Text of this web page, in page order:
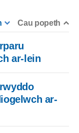
Cau popeth
ar-lein
ar-